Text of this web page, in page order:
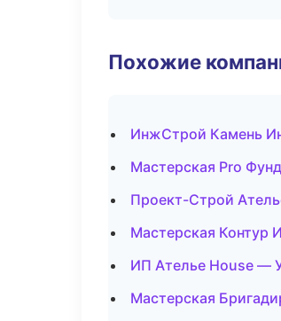
Похожие
ИнжСтрой Камень
Мастерская Pro
Проект-Строй
Мастерская Контур
ИП Ателье House —
Мастерская